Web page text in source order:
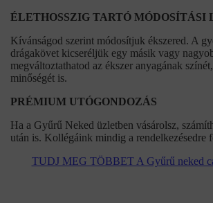
ÉLETHOSSZIG TARTÓ MÓDOSÍTÁSI
Kívánságod szerint módosítjuk ékszered. A
drágakövet kicseréljük egy másik vagy
megváltoztathatod az ékszer anyagának
minőségét is.
PRÉMIUM UTÓGONDOZÁS
Ha a Gyűrű Neked üzletben vásárolsz,
után is. Kollégáink mindig a rendelkezésedre
TUDJ MEG TÖBBET A Gyűrű neked